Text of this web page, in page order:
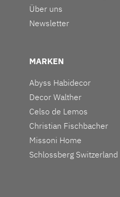
Über uns
Newsletter
MARKEN
Abyss Habidecor
Decor Walther
Celso de Lemos
Christian Fischbacher
Missoni Home
Schlossberg Switzerland